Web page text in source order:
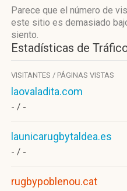
Parece que el número de
este sitio es demasiado
siento.
Estadísticas de
VISITANTES / PÁGINAS VISTAS
laovaladita.com
- / -
launicarugbytaldea.es
- / -
rugbypoblenou.cat